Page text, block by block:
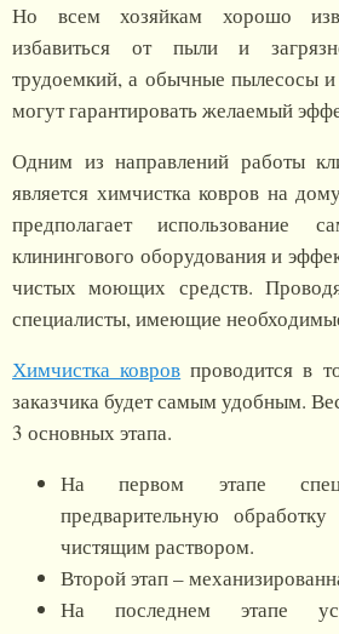
Но всем хозяйкам хорошо
избавиться от пыли и
трудоемкий, а обычные пылесосы
могут гарантировать желаемый
Одним из направлений работы
является химчистка ковров на
предполагает использование
клинингового оборудования и
чистых моющих средств.
специалисты, имеющие
Химчистка ковров проводится в
заказчика будет самым удобным.
3 основных этапа.
На первом этапе
предварительную
чистящим раствором.
Второй этап –
На последнем этапе